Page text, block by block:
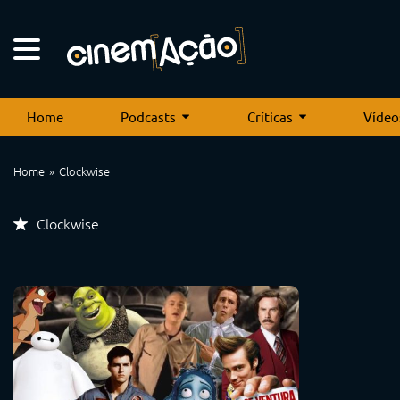
Home Podcasts Críticas
Home Clockwise
Clockwise